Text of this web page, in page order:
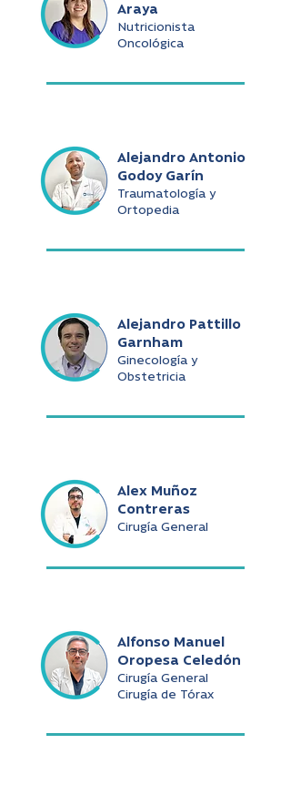
Araya
Nutricionista
Oncológica
Alejandro Antonio
Godoy Garín
Traumatología y
Ortopedia
Alejandro Pattillo
Garnham
Ginecología y
Obstetricia
Alex Muñoz
Contreras
Cirugía General
Alfonso Manuel
Oropesa Celedón
Cirugía General
Cirugía de Tórax